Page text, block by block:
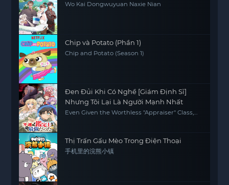
Wo Kai Dongwuyuan Naxie Nian
Chip và Potato (Phần 1)
Chip and Potato (Season 1)
Đen Đủi Khi Có Nghề [Giám Định Sĩ]
Nhưng Tôi Lại Là Người Mạnh Nhất
Even Given the Worthless "Appraiser" Class,
Thị Trấn Gấu Mèo Trong Điện Thoại
手机里的浣熊小镇